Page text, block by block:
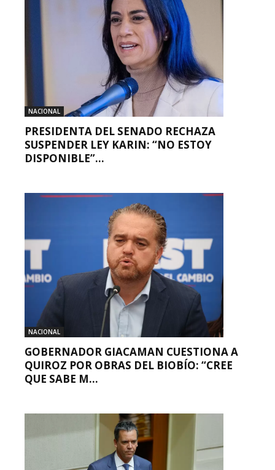
NACIONAL
PRESIDENTA DEL SENADO RECHAZA
SUSPENDER LEY KARIN: “NO ESTOY
DISPONIBLE”...
NACIONAL
GOBERNADOR GIACAMAN CUESTIONA A
QUIROZ POR OBRAS DEL BIOBÍO: “CREE
QUE SABE M...